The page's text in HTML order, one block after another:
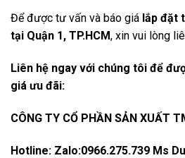
Để được tư vấn và báo giá lắp đặt
tại Quận 1, TP.HCM, xin vui lòng
Liên hệ ngay với chúng tôi để
giá ưu đãi:
CÔNG TY CỔ PHẦN SẢN XUẤT
Hotline: Zalo:0966.275.739 Ms